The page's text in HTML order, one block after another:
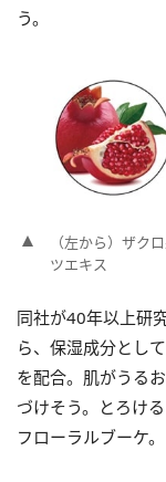
う。
（左から）ザク
ツエキス
同社が40年以上研
ら、保湿成分とし
を配合。肌がうる
づけそう。とろけ
フローラルブーケ。